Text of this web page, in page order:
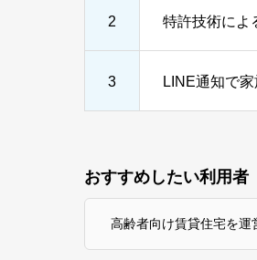
2 特許技術によ
3 LINE通知で
おすすめしたい利用者
高齢者向け賃貸住宅を運